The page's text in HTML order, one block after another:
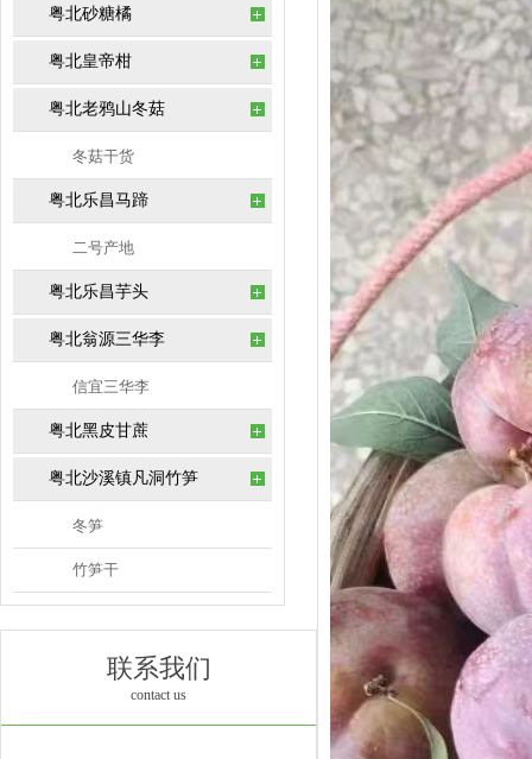
粤北砂糖橘
粤北皇帝柑
粤北老鸦山冬菇
冬菇干货
粤北乐昌马蹄
二号产地
粤北乐昌芋头
粤北翁源三华李
信宜三华李
粤北黑皮甘蔗
粤北沙溪镇凡洞竹笋
冬笋
竹笋干
联系我们
contact us